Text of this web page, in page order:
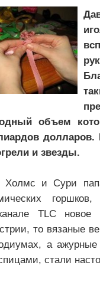
объем
долларов.
и звезды.
Холмс и Сури
TLC
то вязаные
а ажурные
стали